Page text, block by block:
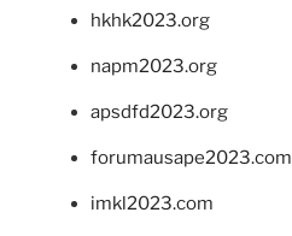
hkhk2023.org
napm2023.org
apsdfd2023.org
forumausape2023.com
imkl2023.com